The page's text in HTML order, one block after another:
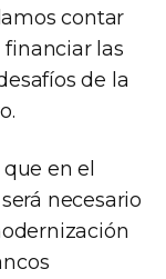
contar
financiar las
de la
en el
necesario